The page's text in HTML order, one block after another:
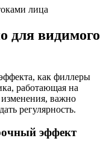
для видимого
как филлеры
работающая на
важно
регулярность.
эффект